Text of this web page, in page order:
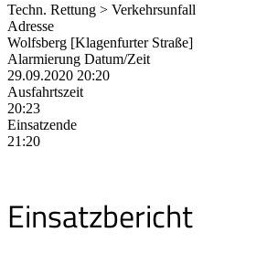
Techn. Rettung > Verkehrsunfall
Adresse
Wolfsberg [Klagenfurter Straße]
Alarmierung Datum/Zeit
29.09.2020 20:20
Ausfahrtszeit
20:23
Einsatzende
21:20
Einsatzbericht